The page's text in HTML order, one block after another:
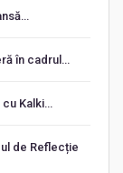
în cadrul…
cu Kalki…
de Reflecție